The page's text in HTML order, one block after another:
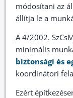
módosítani az
állítja le a
A 4/2002.
minimális
biztonsági és
koordinátori
Ezért